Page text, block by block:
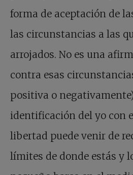
forma de aceptación de
las circunstancias a las
arrojados. No es una
contra esas
positiva o
identificación del yo con
libertad puede venir de
límites de donde estás y